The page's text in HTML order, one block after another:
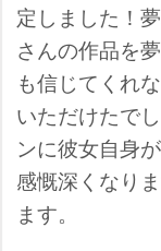
定しました！
さんの作品を
も信じてくれ
いただけたで
ンに彼女自身
感慨深くなり
ます。